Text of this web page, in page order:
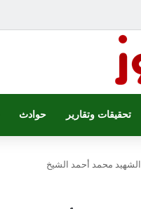
تحقيقات وتقارير حوادث
محمد أحمد الشيخ